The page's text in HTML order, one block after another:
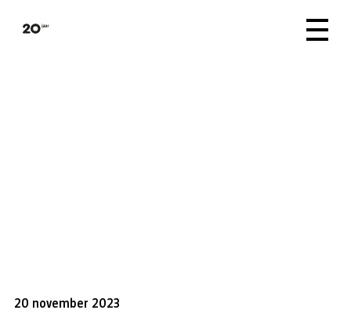
20 november 2023